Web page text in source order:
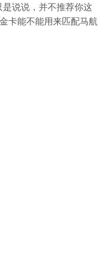
说说，并不推荐你这
卡能不能用来匹配马航